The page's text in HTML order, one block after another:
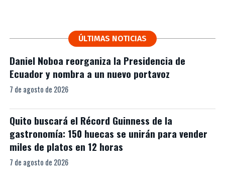
ÚLTIMAS NOTICIAS
Daniel Noboa reorganiza la Presidencia de
Ecuador y nombra a un nuevo portavoz
7 de agosto de 2026
Quito buscará el Récord Guinness de la
gastronomía: 150 huecas se unirán para vender
miles de platos en 12 horas
7 de agosto de 2026